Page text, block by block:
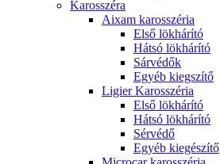
Karosszéra
Aixam karosszéria
Első lökhárító
Hátsó lökhárító
Sárvédők
Egyéb kiegszítő
Ligier Karosszéria
Első lökhárító
Hátsó lökhárító
Sérvédő
Egyéb kiegészítő